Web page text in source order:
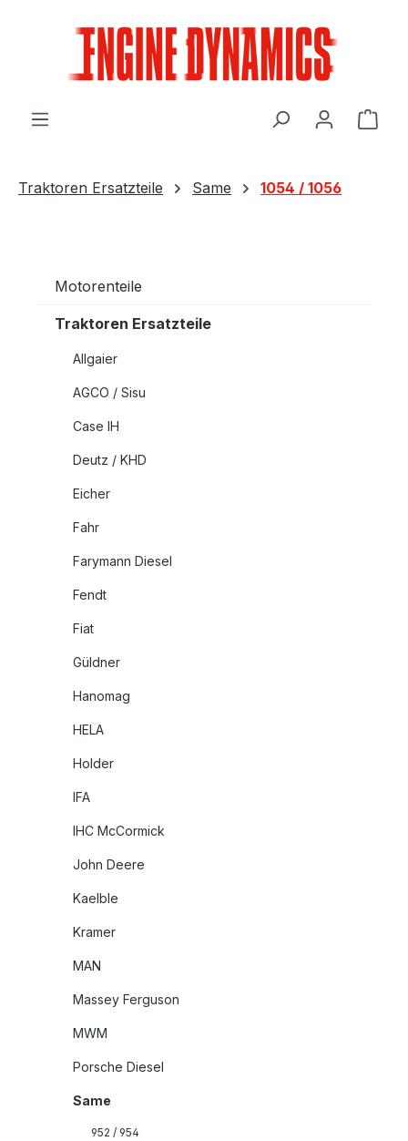
Traktoren Ersatzteile Same 1054 / 1056
Motorenteile
Traktoren Ersatzteile
Allgaier
AGCO / Sisu
Case IH
Deutz / KHD
Eicher
Fahr
Farymann Diesel
Fendt
Fiat
Güldner
Hanomag
HELA
Holder
IFA
IHC McCormick
John Deere
Kaelble
Kramer
MAN
Massey Ferguson
MWM
Porsche Diesel
Same
952 / 954